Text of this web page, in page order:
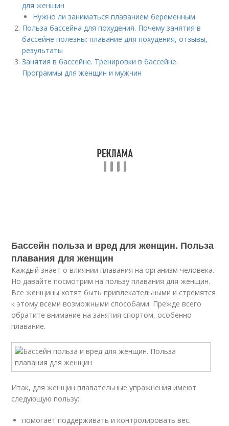
для женщин
Нужно ли заниматься плаванием беременным
Польза бассейна для похудения. Почему занятия в
бассейне полезны: плавание для похудения, отзывы,
результаты
Занятия в бассейне. Тренировки в бассейне.
Программы для женщин и мужчин
Бассейн польза и вред для женщин. Польза
плавания для женщин
Каждый знает о влиянии плавания на организм человека.
Но давайте посмотрим на пользу плавания для женщин.
Все женщины хотят быть привлекательными и стремятся
к этому всеми возможными способами. Прежде всего
обратите внимание на занятия спортом, особенно
плавание.
Итак, для женщин плавательные упражнения имеют
следующую пользу:
помогает поддерживать и контролировать вес.